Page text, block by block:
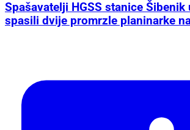
Spašavatelji HGSS stanice
spasili dvije promrzle planinarke